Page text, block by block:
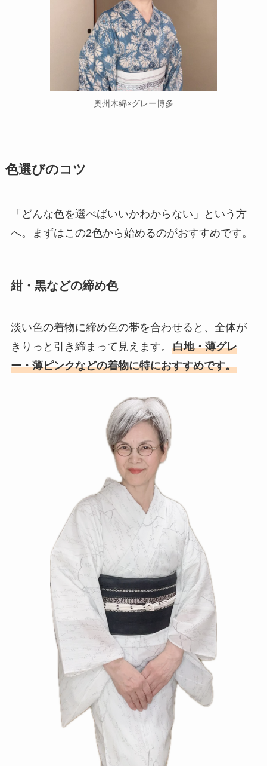
奥州木綿×グレー博多
色選びのコツ
「どんな色を選べばいいかわからない」という方
へ。まずはこの2色から始めるのがおすすめです。
紺・黒などの締め色
淡い色の着物に締め色の帯を合わせると、全体が
きりっと引き締まって見えます。 白地・薄グレ
ー・薄ピンクなどの着物に特におすすめです。